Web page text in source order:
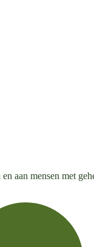
aan mensen met